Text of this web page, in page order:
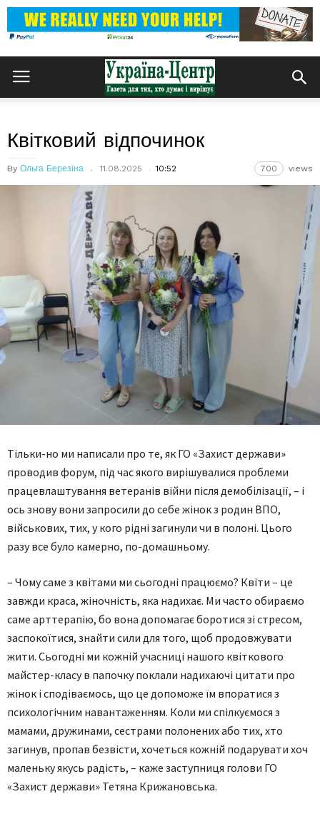
Квітковий відпочинок
By Ольга Березіна 11.08.2025 10:52 700 views
Тільки-но ми написали про те, як ГО «Захист держави»
проводив форум, під час якого вирішувалися проблеми
працевлаштування ветеранів війни після демобілізації, – і
ось знову вони запросили до себе жінок з родин ВПО,
військових, тих, у кого рідні загинули чи в полоні. Цього
разу все було камерно, по-домашньому.
– Чому саме з квітами ми сьогодні працюємо? Квіти – це
завжди краса, жіночність, яка надихає. Ми часто обираємо
саме арттерапію, бо вона допомагає боротися зі стресом,
заспокоїтися, знайти сили для того, щоб продовжувати
жити. Сьогодні ми кожній учасниці нашого квіткового
майстер-класу в папочку поклали надихаючі цитати про
жінок і сподіваємось, що це допоможе їм впоратися з
психологічним навантаженням. Коли ми спілкуємося з
мамами, дружинами, сестрами полонених або тих, хто
загинув, пропав безвісти, хочеться кожній подарувати хоч
маленьку якусь радість, – каже заступниця голови ГО
«Захист держави» Тетяна Крижановська.